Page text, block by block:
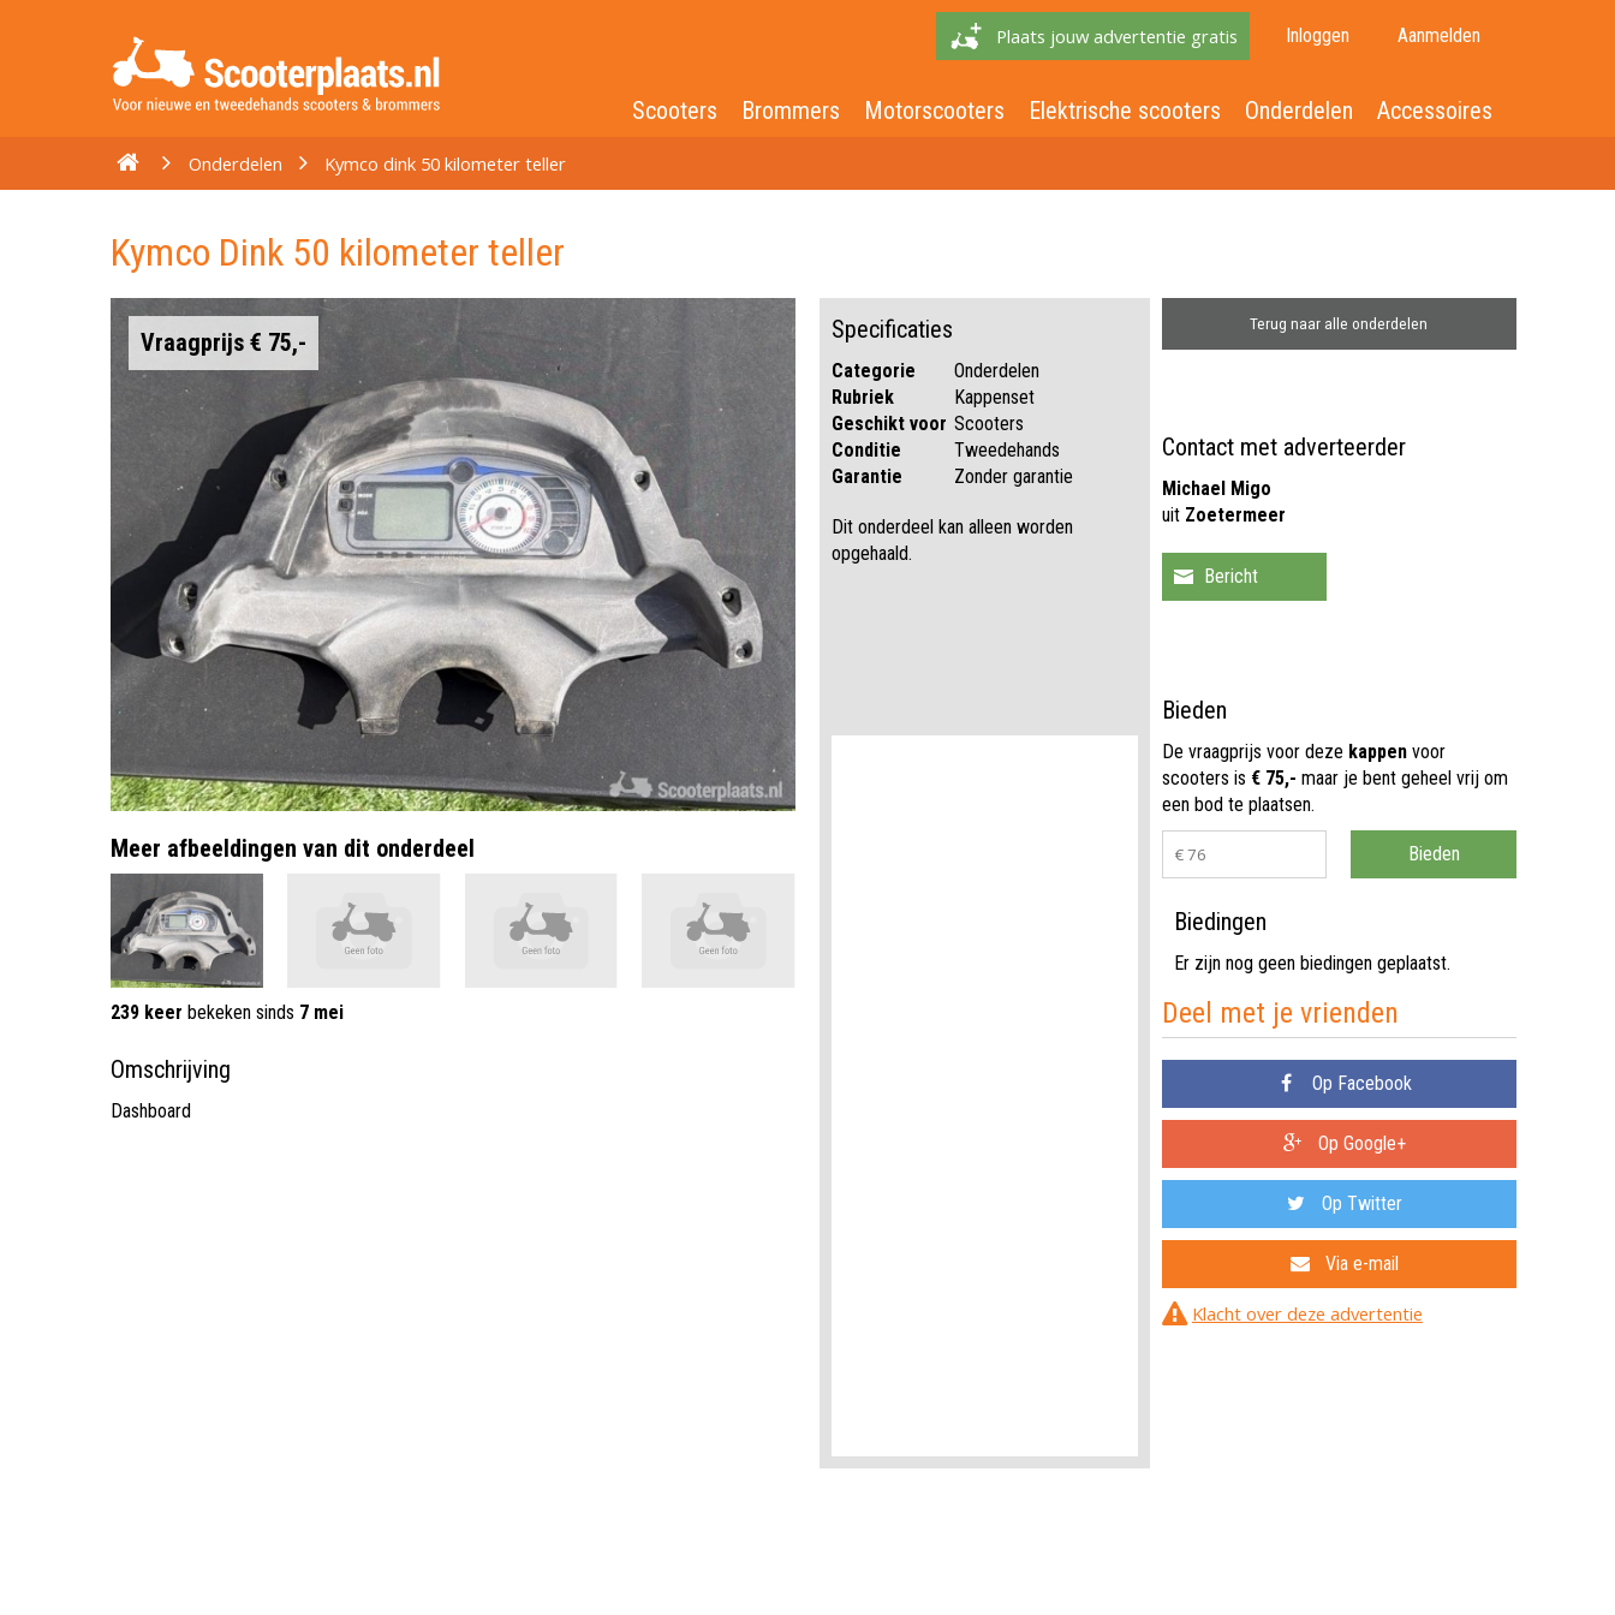
Plaats jouw advertentie gratis Inloggen Aanmelden
Scooters Brommers Motorscooters Elektrische scooters Onderdelen Accessoires
Onderdelen Kymco dink 50 kilometer teller
Kymco Dink 50 kilometer teller
Vraagprijs € 75,-
Meer afbeeldingen van dit onderdeel
239 keer bekeken sinds 7 mei
Omschrijving
Dashboard
Specificaties
Categorie
Onderdelen
Rubriek
Kappenset
Geschikt voor Scooters
Conditie
Tweedehands
Garantie
Zonder garantie
Dit onderdeel kan alleen worden
opgehaald.
Terug naar alle onderdelen
Contact met adverteerder
Michael Migo
uit Zoetermeer
Bieden
De vraagprijs voor deze kappenvoor
scooters is € 75,- maar je bent geheel vrij om
een bod te plaatsen.
Biedingen
Er zijn nog geen biedingen geplaatst.
Deel met je vrienden
Op Facebook
Op Google+
Op Twitter
Via e-mail
Klacht over deze advertentie